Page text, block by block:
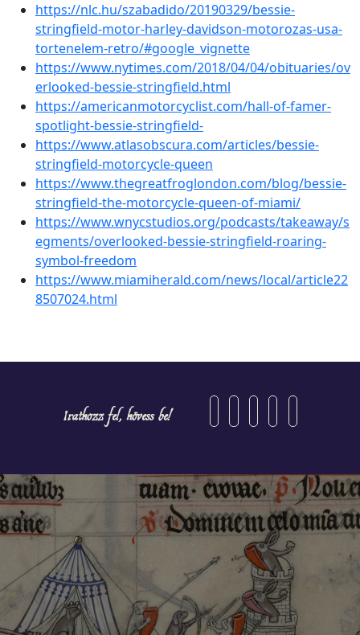
https://nlc.hu/szabadido/20190329/bessie-
stringfield-motor-harley-davidson-motorozas-usa-
tortenelem-retro/#google_vignette
https://www.nytimes.com/2018/04/04/obituaries/ov
erlooked-bessie-stringfield.html
https://americanmotorcyclist.com/hall-of-famer-
spotlight-bessie-stringfield-
https://www.atlasobscura.com/articles/bessie-
stringfield-motorcycle-queen
https://www.thegreatfroglondon.com/blog/bessie-
stringfield-the-motorcycle-queen-of-miami/
https://www.wnycstudios.org/podcasts/takeaway/s
egments/overlooked-bessie-stringfield-roaring-
symbol-freedom
https://www.miamiherald.com/news/local/article22
8507024.html
Iratkozz fel, kövess be!